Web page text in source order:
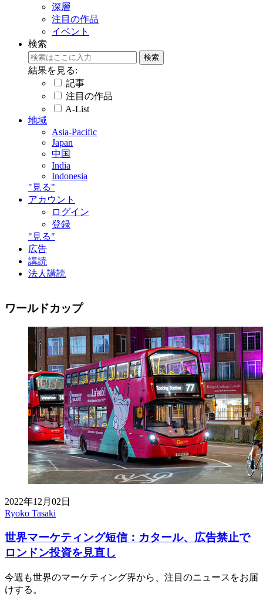
深層
注目の作品
イベント
検索
結果を見る:
記事
注目の作品
A-List
地域
Asia-Pacific
Japan
中国
India
Indonesia
"見る"
アカウント
ログイン
登録
"見る"
広告
講読
法人講読
ワールドカップ
2022年12月02日
Ryoko Tasaki
世界マーケティング短信：カタール、広告禁止で
ロンドン投資を見直し
今週も世界のマーケティング界から、注目のニュースをお届
けする。